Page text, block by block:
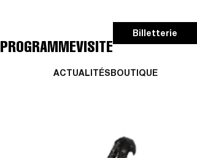
ACTUALITÉSBOUTIQUE
PROGRAMMEVISITE
Billetterie